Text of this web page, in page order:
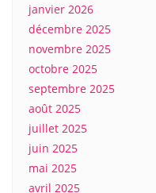
janvier 2026
décembre 2025
novembre 2025
octobre 2025
septembre 2025
août 2025
juillet 2025
juin 2025
mai 2025
avril 2025